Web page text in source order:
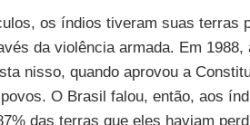
os índios tiveram suas terras
da violência armada. Em 1988,
nisso, quando aprovou a
O Brasil falou, então, aos
das terras que eles haviam